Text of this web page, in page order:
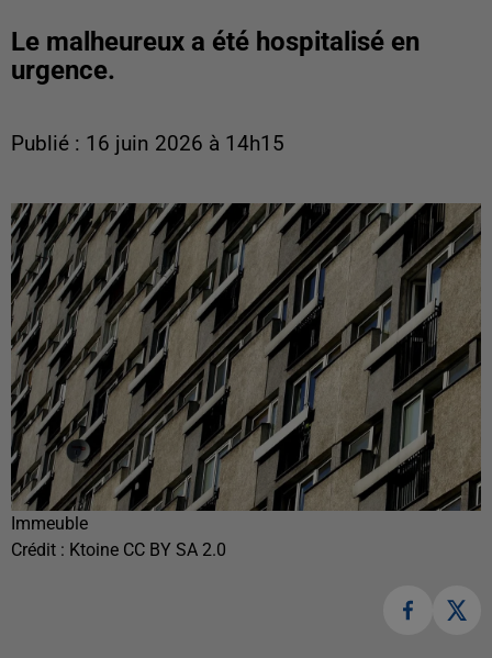
Le malheureux a été hospitalisé en
urgence.
Publié : 16 juin 2026 à 14h15
Immeuble
Crédit : Ktoine CC BY SA 2.0